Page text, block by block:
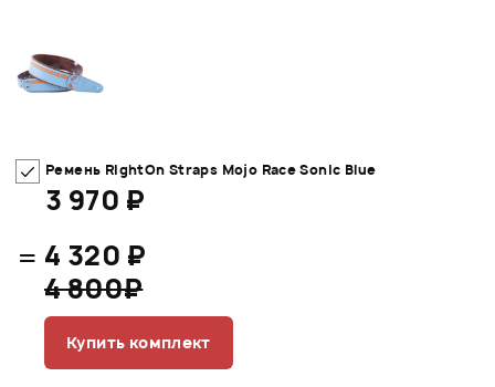
Ремень RightOn Straps Mojo Race Sonic Blue
3 970 ₽
= 4 320 ₽
4 800₽
Купить комплект